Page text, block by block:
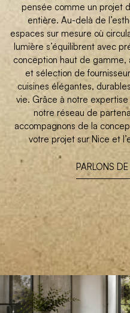
pensée comme un projet
entière. Au-delà de
espaces sur mesure où
lumière s’équilibrent avec
conception haut de
et sélection de
cuisines élégantes,
vie. Grâce à notre
notre réseau de
accompagnons de la
votre projet sur Nice et
PARLONS